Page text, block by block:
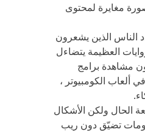
مغايرة لمحتوى
الناس الذين يشعرون
العظيمة يتضاءل
مشاهدة برامج
ألعاب الكومبيوتر ،
الحال ولكن الأشكال
تضيّق دون ريب